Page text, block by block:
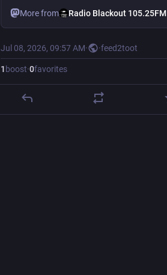
More from Radio Blackout 105.25FM
Jul 08, 2026, 09:57 AM· ·feed2toot
1 boost·0favorites